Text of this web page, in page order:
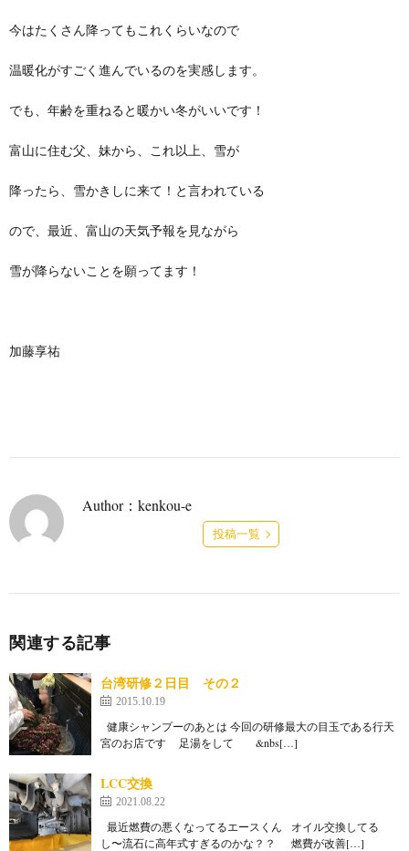
今はたくさん降ってもこれくらいなので
温暖化がすごく進んでいるのを実感します。
でも、年齢を重ねると暖かい冬がいいです！
富山に住む父、妹から、これ以上、雪が
降ったら、雪かきしに来て！と言われている
ので、最近、富山の天気予報を見ながら
雪が降らないことを願ってます！
加藤享祐
Author：kenkou-e
投稿一覧
関連する記事
台湾研修２日目 その２
2015.10.19
健康シャンプーのあとは 今回の研修最大の目玉である行天
宮のお店です 足湯をして &nbs[…]
LCC交換
2021.08.22
最近燃費の悪くなってるエースくん オイル交換してる
し〜流石に高年式すぎるのかな？？ 燃費が改善[…]